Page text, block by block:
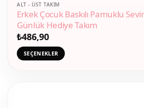
ALT - ÜST TAKIM
Erkek Çocuk Baskılı Pamuklu
Günlük Hediye Takım
₺486,90
SEÇENEKLER
Bu
ürünün
birden
fazla
varyasyonu
var.